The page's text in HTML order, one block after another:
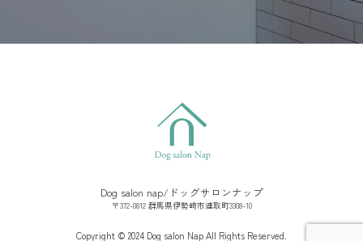
Dog salon nap/ドッグサロンナップ
〒372-0812 群馬県伊勢崎市連取町3308-10
Copyright © 2024 Dog salon Nap All Rights Reserved.